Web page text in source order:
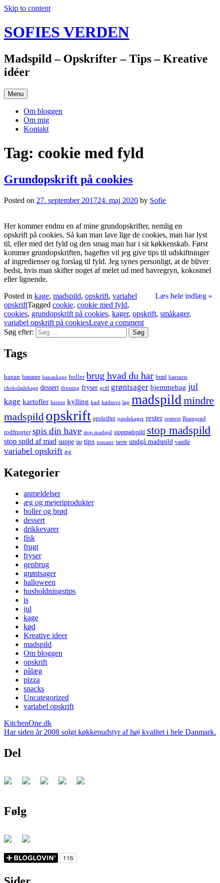
Skip to content
SOFIES VERDEN
Madspild – Opskrifter – Tips – Kreative
idéer
Menu
Om bloggen
Om mig
Kontakt
Tag: cookie med fyld
Grundopskrift på cookies
Posted on 27. september 201724. maj 2020 by Sofie
Her kommer endnu en af mine grundopskrifter, nemlig en
opskrift på cookies. Så kan man lave lige de cookies, man har lyst
til, eller med det fyld og den smag man har i sit køkkenskab. Først
kommer grundopskriften, bagefter vil jeg give tips til udskiftninger
af ingredienser og forslag til fyld. Jeg synes personligt, at de bliver
bedst, hvis man skifter noget af melet ud med havregryn, kokosmel
eller lignende.
Læs hele indlæg »
Posted in kage, madspild, opskrift, variabel
opskriftTagged cookie, cookie med fyld,
cookies, grundopskrift på cookies, kager, opskrift, småkager,
variabel opskrift på cookiesLeave a comment
Søg efter:
Tags
banan bananer banankage boller brug hvad du har brød bærtærte
chokoladekage dessert dressing fryser grill grøntsager hjemmebag jul
kage kartofler kerner kylling kød kødsovs løg madspildmindre
madspild opskrift opskrifter pandekager rester resteret Risengrød
rodfrugter spis din have stop madspil stopmadspild stop madspild
stop spild af mad suppe tip tips tomater tærte undgå madspild vanille
variabel opskrift æg
Kategorier
anmeldelser
æg og mejeriprodukter
boller og brød
dessert
drikkevarer
fisk
frugt
fryser
genbrug
grøntsager
halloween
husholdningstips
is
jul
kage
kød
Kreative ideer
madspild
Om bloggen
opskrift
pålæg
pizza
snacks
Uncategorized
variabel opskrift
KitchenOne.dk
Har siden år 2008 solgt køkkenudstyr af høj kvalitet i hele Danmark.
Del
Følg